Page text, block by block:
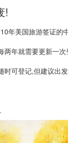
!
年美国旅游签证的
年就需要更新一次
时可登记,但建议出